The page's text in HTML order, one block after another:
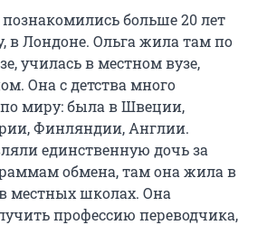
больше 20 лет
в Лондоне. Ольга жила там по
училась в местном вузе,
Она с детства много
миру: была в Швеции,
Финляндии, Англии.
единственную дочь за
обмена, там она жила в
местных школах. Она
профессию переводчика,